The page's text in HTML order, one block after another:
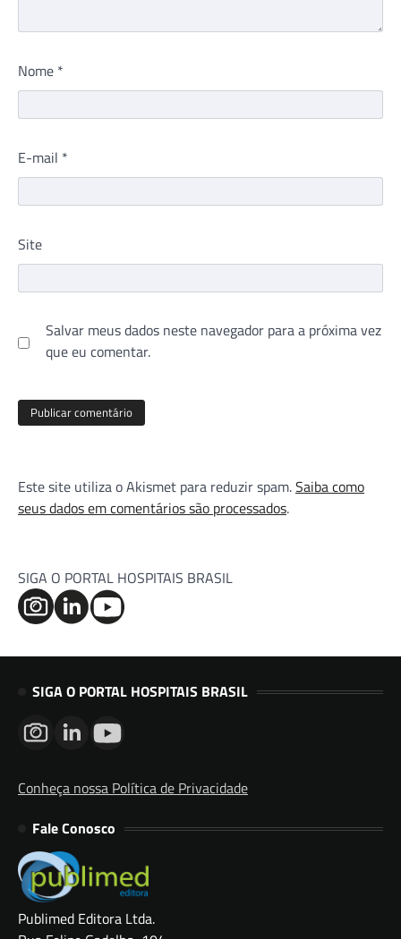
Nome *
E-mail *
Site
Salvar meus dados neste navegador para a próxima vez
que eu comentar.
Este site utiliza o Akismet para reduzir spam.Saiba como
seus dados em comentários são processados.
SIGA O PORTAL HOSPITAIS BRASIL
SIGA O PORTAL HOSPITAIS BRASIL
Conheça nossa Política de Privacidade
Fale Conosco
Publimed Editora Ltda.